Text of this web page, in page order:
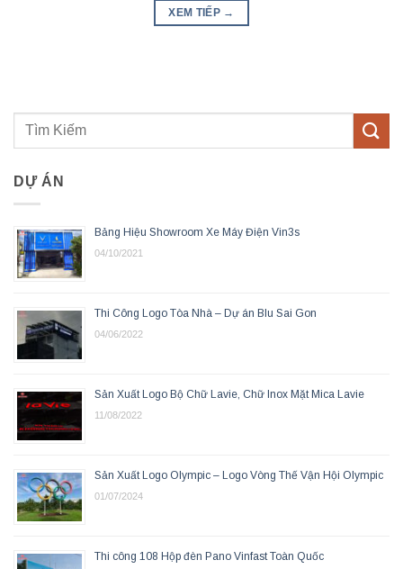
XEM TIẾP →
DỰ ÁN
Bảng Hiệu Showroom Xe Máy Điện Vin3s
04/10/2021
Thi Công Logo Tòa Nhà – Dự án Blu Sai Gon
04/06/2022
Sản Xuất Logo Bộ Chữ Lavie, Chữ Inox Mặt Mica Lavie
11/08/2022
Sản Xuất Logo Olympic – Logo Vòng Thế Vận Hội Olympic
01/07/2024
Thi công 108 Hộp đèn Pano Vinfast Toàn Quốc